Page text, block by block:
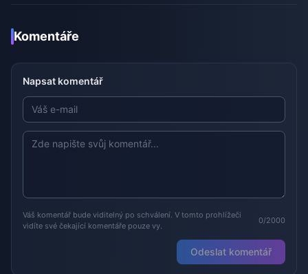
Komentáře
Napsat komentář
Váš komentář bude viditelný po schválení. V tomto prohlížeči
vidíte své čekající komentáře pouze vy.
0/2000
Odeslat komentář